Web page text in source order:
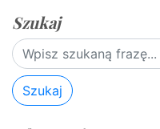
Szukaj
Szukaj